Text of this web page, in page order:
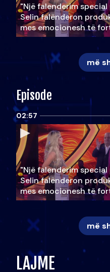
"Një falenderim special
Selin falënderon
mes emocionesh të
më
Episode
02:57
"Një falenderim special
Selin falënderon
mes emocionesh të
më
LAJME